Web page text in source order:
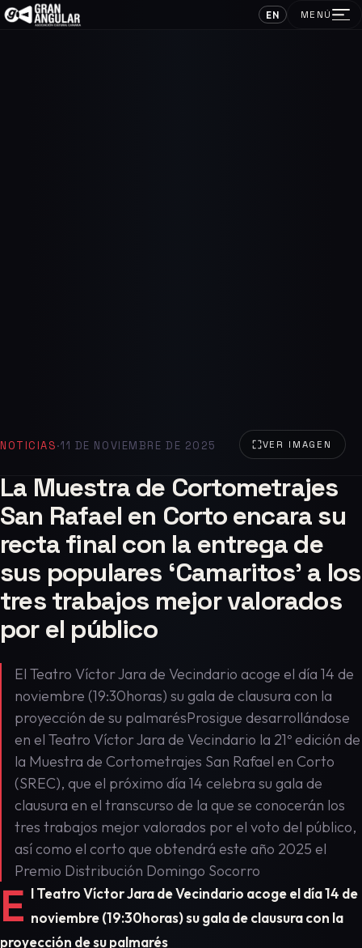
EN MENÚ
VER IMAGEN
NOTICIAS·11 DE NOVIEMBRE DE 2025
La Muestra de Cortometrajes
San Rafael en Corto encara su
recta final con la entrega de
sus populares ‘Camaritos’ a los
tres trabajos mejor valorados
por el público
El Teatro Víctor Jara de Vecindario acoge el día 14 de
noviembre (19:30horas) su gala de clausura con la
proyección de su palmarésProsigue desarrollándose
en el Teatro Víctor Jara de Vecindario la 21º edición de
la Muestra de Cortometrajes San Rafael en Corto
(SREC), que el próximo día 14 celebra su gala de
clausura en el transcurso de la que se conocerán los
tres trabajos mejor valorados por el voto del público,
así como el corto que obtendrá este año 2025 el
Premio Distribución Domingo Socorro
E l Teatro Víctor Jara de Vecindario acogeel día 14 de
noviembre(19:30horas) su gala de clausura con la
proyección de su palmarés